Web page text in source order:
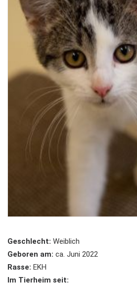
Geschlecht: Weiblich
Geboren am: ca. Juni 2022
Rasse: EKH
Im Tierheim seit: